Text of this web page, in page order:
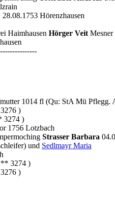
Hörenzhausen
Haimhausen Hörger Veit Mesner
1014 fl (Qu: StA Mü Pflegg.
)
3274 )
1756 Lotzbach
Strasser Barbara
und Sedlmayr Maria
** 3274 )
)